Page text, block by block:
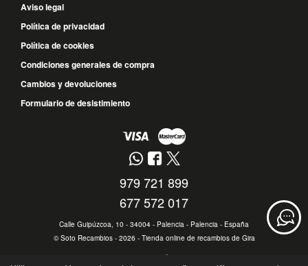
Aviso legal
Política de privacidad
Política de cookies
Condiciones generales de compra
Cambios y devoluciones
Formulario de desistimiento
979 721 899
677 572 017
Calle Guipúzcoa, 10 - 34004 - Palencia - Palencia - España
©Soto Recambios- 2026 - Tienda online de recambios de Gira